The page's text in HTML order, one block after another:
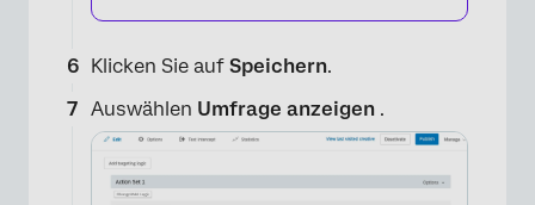
×
Klicken Sie auf Speichern.
Auswählen Umfrage anzeigen .